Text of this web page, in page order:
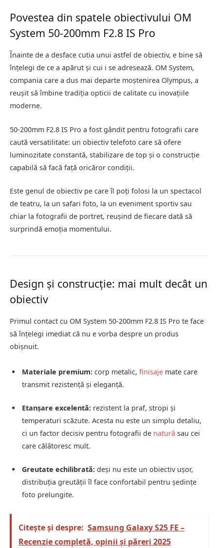
Povestea din spatele obiectivului OM
System 50-200mm F2.8 IS Pro
Înainte de a desface cutia unui astfel de obiectiv, e bine să
înțelegi de ce a apărut și cui i se adresează. OM System,
compania care a dus mai departe moștenirea Olympus, a
reușit să îmbine tradiția opticii de calitate cu inovațiile
moderne.
50-200mm F2.8 IS Pro a fost gândit pentru fotografii care
caută versatilitate: un obiectiv telefoto care să ofere
luminozitate constantă, stabilizare de top și o construcție
capabilă să facă față oricăror condiții.
Este genul de obiectiv pe care îl poți folosi la un spectacol
de teatru, la un safari foto, la un eveniment sportiv sau
chiar la fotografii de portret, reușind de fiecare dată să
surprindă emoția momentului.
Design și construcție: mai mult decât un
obiectiv
Primul contact cu OM System 50-200mm F2.8 IS Pro te face
să înțelegi imediat că nu e vorba despre un produs
obișnuit.
Materiale premium: corp metalic, finisaje mate care
transmit rezistență și eleganță.
Etanșare excelentă: rezistent la praf, stropi și
temperaturi scăzute. Acesta nu este un simplu detaliu,
ci un factor decisiv pentru fotografii de natură sau cei
care călătoresc mult.
Greutate echilibrată: deși nu este un obiectiv ușor,
distribuția greutății îl face confortabil pentru ședințe
foto prelungite.
Citește și despre: Samsung Galaxy S25 FE –
Recenzie completă, opinii și păreri 2025